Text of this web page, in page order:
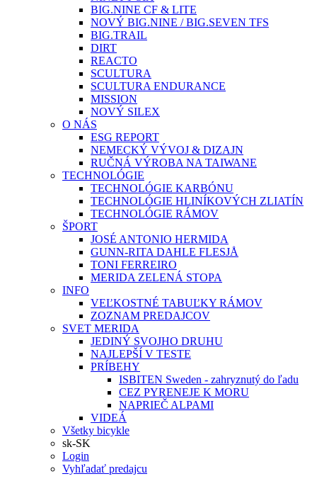
BIG.NINE CF & LITE
NOVÝ BIG.NINE / BIG.SEVEN TFS
BIG.TRAIL
DIRT
REACTO
SCULTURA
SCULTURA ENDURANCE
MISSION
NOVÝ SILEX
O NÁS
ESG REPORT
NEMECKÝ VÝVOJ & DIZAJN
RUČNÁ VÝROBA NA TAIWANE
TECHNOLÓGIE
TECHNOLÓGIE KARBÓNU
TECHNOLÓGIE HLINÍKOVÝCH ZLIATÍN
TECHNOLÓGIE RÁMOV
ŠPORT
JOSÉ ANTONIO HERMIDA
GUNN-RITA DAHLE FLESJÅ
TONI FERREIRO
MERIDA ZELENÁ STOPA
INFO
VEĽKOSTNÉ TABUĽKY RÁMOV
ZOZNAM PREDAJCOV
SVET MERIDA
JEDINÝ SVOJHO DRUHU
NAJLEPŠÍ V TESTE
PRÍBEHY
ISBITEN Sweden - zahryznutý do ľadu
CEZ PYRENEJE K MORU
NAPRIEČ ALPAMI
VIDEÁ
Všetky bicykle
sk-SK
Login
Vyhľadať predajcu